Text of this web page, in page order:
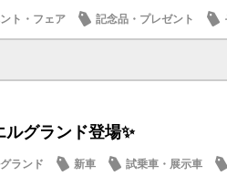
ト・フェア 記念品・プレゼント
ルグランド登場✨
ランド 新車 試乗車・展示車